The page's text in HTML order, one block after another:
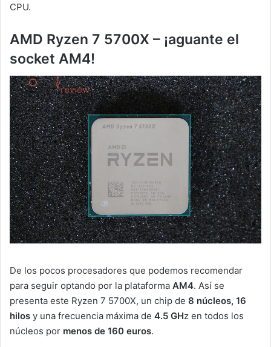
CPU.
AMD Ryzen 7 5700X – ¡aguante el
socket AM4!
De los pocos procesadores que podemos recomendar
para seguir optando por la plataforma AM4. Así se
presenta este Ryzen 7 5700X, un chip de 8 núcleos, 16
hilos y una frecuencia máxima de 4.5 GHz en todos los
núcleos por menos de 160 euros.